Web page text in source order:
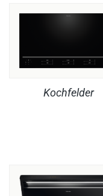
Kochfelder